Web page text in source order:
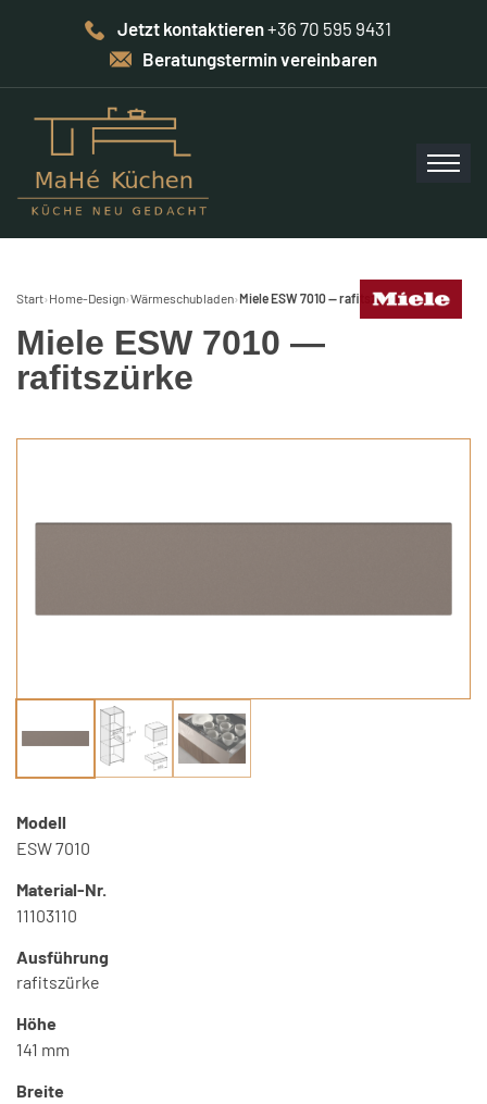
Jetzt kontaktieren+36 70 595 9431
Beratungstermin vereinbaren
Start› Home-Design›Wärmeschubladen›Miele ESW 7010 — rafitszürke
Miele ESW 7010 —
rafitszürke
Modell
ESW 7010
Material-Nr.
11103110
Ausführung
rafitszürke
Höhe
141 mm
Breite